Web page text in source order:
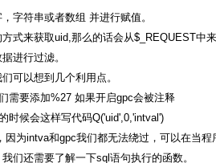
字符串或者数组 并进行赋值。
式来获取uid,那么的话会从$_REQUEST中
进行过滤。
可以想到几个利用点。
需要添加%27 如果开启gpc会被注释
时候会这样写代码Q('uid',0,'intval')
因为intva和gpc我们都无法绕过，可以在当
们还需要了解一下sql语句执行的函数。